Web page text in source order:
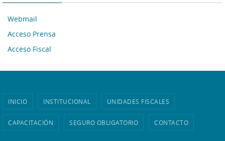
Webmail
Acceso Prensa
Acceso Fiscal
INICIO INSTITUCIONAL UNIDADES FISCALES
CAPACITACIÓN SEGURO OBLIGATORIO CONTACTO